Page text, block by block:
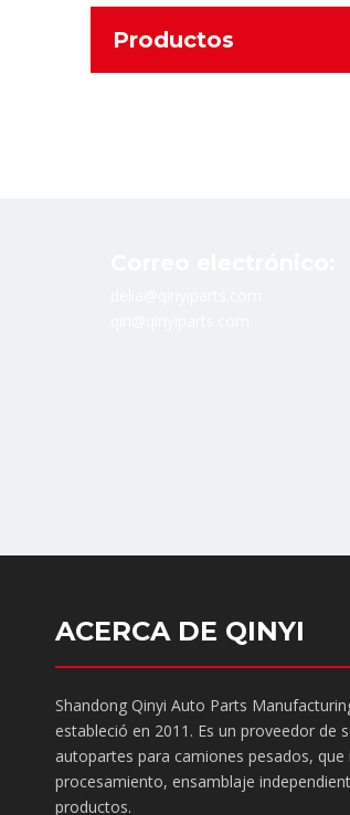
Productos
ACERCA DE QINYI
Shandong Qinyi Auto Parts
estableció en 2011. Es un proveedor de
autopartes para camiones pesados,
procesamiento, ensamblaje
productos.